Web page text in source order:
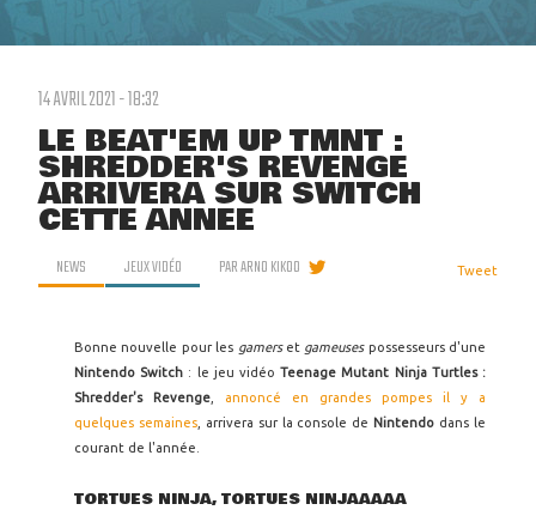
14 AVRIL 2021 - 18:32
LE BEAT'EM UP TMNT :
SHREDDER'S REVENGE
ARRIVERA SUR SWITCH
CETTE ANNÉE
NEWS JEUX VIDÉO PARARNO KIKOO Tweet
Bonne nouvelle pour les gamers et gameuses possesseurs d'une
Nintendo Switch : le jeu vidéoTeenage Mutant Ninja Turtles :
Shredder's Revenge
annoncé en grandes pompes il y a
quelques semaines, arrivera sur la console de Nintendo dans le
courant de l'année.
TORTUES NINJA, TORTUES NINJAAAAA